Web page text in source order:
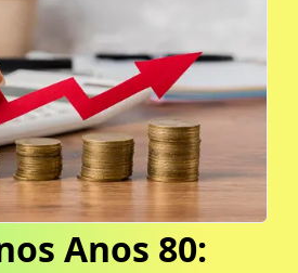
Anos 80: